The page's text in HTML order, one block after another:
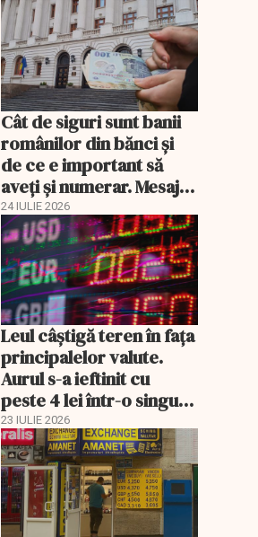
Cât de siguri sunt banii
românilor din bănci şi
de ce e important să
aveţi şi numerar. Mesajul
BNR
24 IULIE 2026
Leul câștigă teren în fața
principalelor valute.
Aurul s-a ieftinit cu
peste 4 lei într-o singură
zi
23 IULIE 2026